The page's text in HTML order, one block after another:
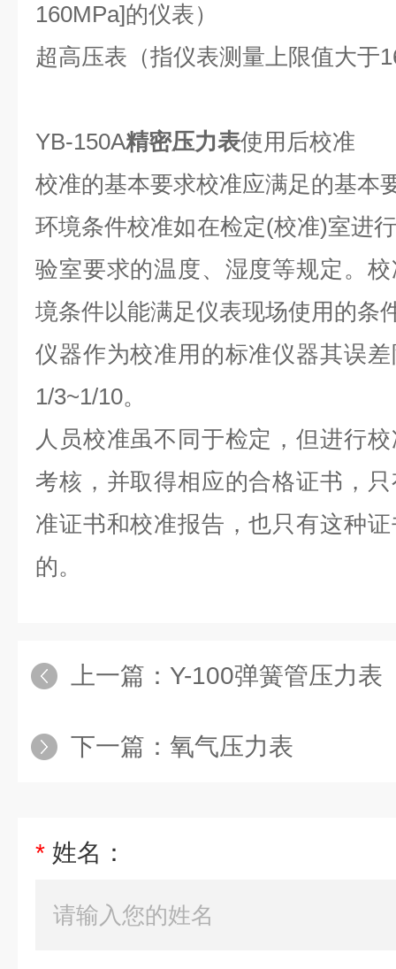
160MPa]的仪表）
超高压表（指仪表测量上限值大于
YB-150A精密压力表使用后校准
校准的基本要求校准应满足的基本
环境条件校准如在检定(校准)室进
验室要求的温度、湿度等规定。
境条件以能满足仪表现场使用的条
仪器作为校准用的标准仪器其误
1/3~1/10。
人员校准虽不同于检定，但进行
考核，并取得相应的合格证书，
准证书和校准报告，也只有这种
的。
上一篇： Y-100弹簧管压力表
下一篇： 氧气压力表
* 姓名：